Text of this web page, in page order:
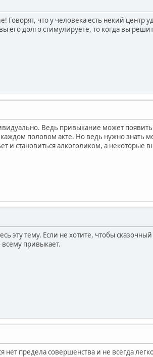
Говорят, что у человека есть некий
его долго стимулируете, то когда вы
Ведь привыкание может
половом акте. Но ведь нужно знать
и становиться алкоголиком, а некоторые
эту тему. Если не хотите, чтобы
привыкает.
нет предела совершенства и не всегда